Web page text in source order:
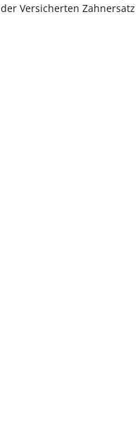
Versicherten Zahnersatz